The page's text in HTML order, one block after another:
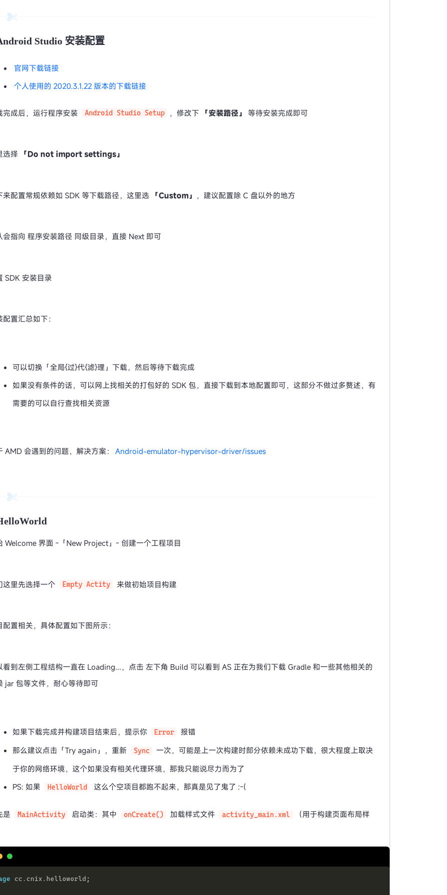
Studio 安装配置
官网下载链接
个人使用的 2020.3.1.22 版本的下载链接
完成后，运行程序安装 Android Studio Setup ，修改下 「安装路径」 等待安装完成即可
选择 「Do not import settings」
来配置常规依赖如 SDK 等下载路径，这里选 「Custom」 ，建议配置除 C 盘以外的地方
会指向 程序安装路径 同级目录，直接 Next 即可
SDK 安装目录
配置汇总如下：
可以切换「全局{过}代{滤}理」下载，然后等待下载完成
如果没有条件的话，可以网上找相关的打包好的 SDK 包，直接下载到本地配置即可，这部分不做过多赘述，有
需要的可以自行查找相关资源
AMD 会遇到的问题，解决方案： Android-emulator-hypervisor-driver/issues
Welcome 界面 -「New Project」- 创建一个工程项目
这里先选择一个 Empty Actity 来做初始项目构建
配置相关，具体配置如下图所示：
看到左侧工程结构一直在 Loading...，点击 左下角 Build 可以看到 AS 正在为我们下载 Gradle 和一些其他相关的
jar 包等文件，耐心等待即可
如果下载完成并构建项目结束后，提示你 Error
报错
那么建议点击「Try again」，重新
Sync
一次，可能是上一次构建时部分依赖未成功下载，很大程度上取决
于你的网络环境，这个如果没有相关代理环境，那我只能说尽力而为了
PS: 如果
HelloWorld 这么个空项目都跑不起来，那真是见了鬼了 :-(
是 MainActivity 启动类：其中 onCreate() 加载样式文件 activity_main.xml
（用于构建页面布局样
cc . cnix . helloworld ;